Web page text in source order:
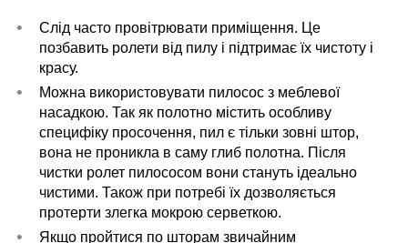
Слід часто провітрювати приміщення. Це
позбавить ролети від пилу і підтримає їх чистоту і
красу.
Можна використовувати пилосос з меблевої
насадкою. Так як полотно містить особливу
специфіку просочення, пил є тільки зовні штор,
вона не проникла в саму глиб полотна. Після
чистки ролет пилососом вони стануть ідеально
чистими. Також при потребі їх дозволяється
протерти злегка мокрою серветкою.
Якщо пройтися по шторам звичайним